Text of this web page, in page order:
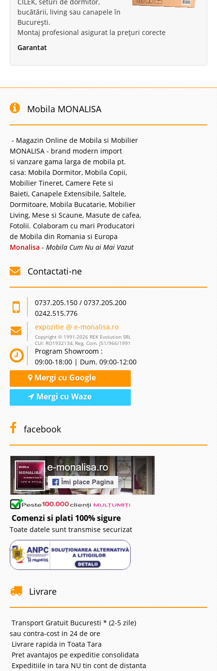
bucătării, living sau canapele în
București.
Montaj profesional asigurat la prețuri corecte
Garantat
Mobila MONALISA
- Magazin Online de Mobila si Mobilier
MONALISA - brand modern import
si vanzare gama larga de mobila pt.
casa: Mobila Dormitor, Mobila Copii,
Mobilier Tineret, Camere Fete si
Baieti, Canapele Extensibile, Saltele,
Dormitoare, Mobila Bucatarie, Mobilier
Living, Mese si Scaune, Masute de cafea,
Fotolii. Colaboram cu mari Producatori
de Mobila din Romania si Europa
Monalisa - Mobila Cum Nu ai Mai Vazut
Contactati-ne
0737.205.150 / 0737.205.200
0242.515.776
expozitie @ e-monalisa.ro
Copyright © 1991-2026 REK Evolution SRL
CUI: RO1932134, Reg. Com. J51/966/1991
Program Showroom :
09:00-18:00 | Dum. 09:00-12:00
Mergi cu Google
Mergi cu Waze
facebook
Comenzi si plati 100% sigure
Toate datele sunt transmise securizat
Livrare
Transport Gratuit Bucuresti * (2-5 zile)
sau contra-cost in 24 de ore
Livrare rapida in Toata Tara
Pret avantajos pe expeditie consolidata
Expeditiile in tara NU tin cont de distanta